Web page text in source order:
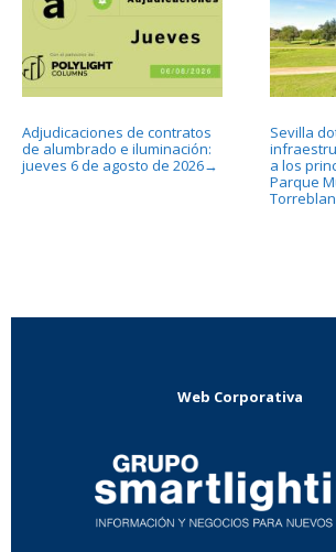
Adjudicaciones de contratos
de alumbrado e iluminación:
jueves 6 de agosto de 2026→
Sevilla
a los
Parque
Web Corporativa